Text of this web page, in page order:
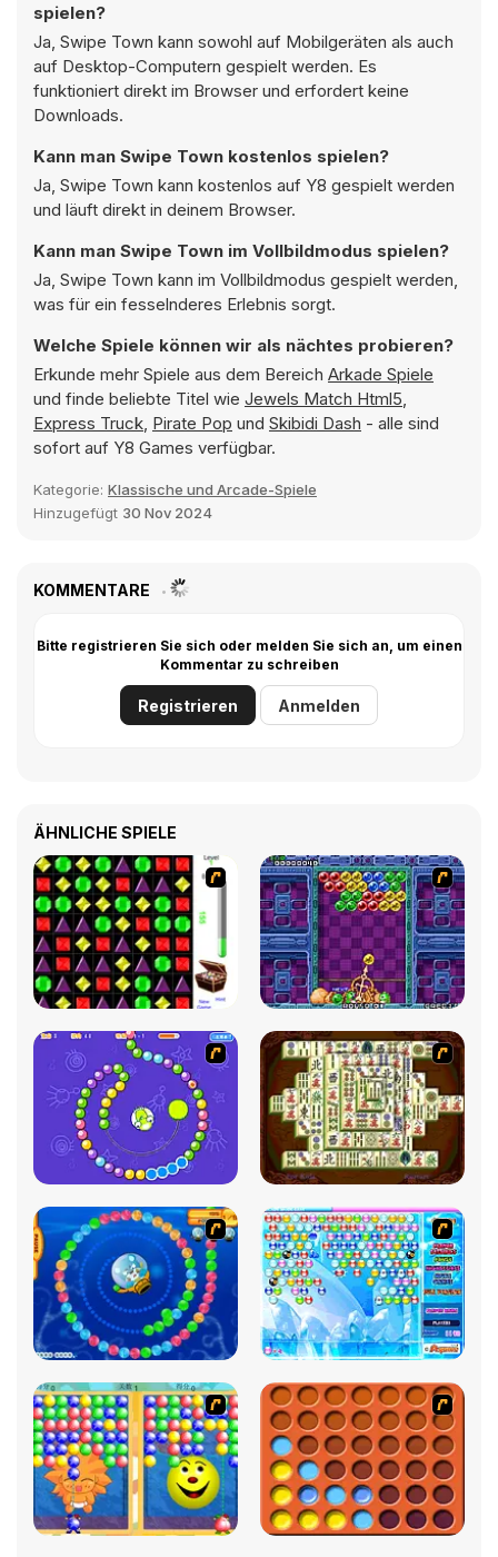
spielen?
Ja, Swipe Town kann sowohl auf Mobilgeräten als auch
auf Desktop-Computern gespielt werden. Es
funktioniert direkt im Browser und erfordert keine
Downloads.
Kann man Swipe Town kostenlos spielen?
Ja, Swipe Town kann kostenlos auf Y8 gespielt werden
und läuft direkt in deinem Browser.
Kann man Swipe Town im Vollbildmodus spielen?
Ja, Swipe Town kann im Vollbildmodus gespielt werden,
was für ein fesselnderes Erlebnis sorgt.
Welche Spiele können wir als nächtes probieren?
Erkunde mehr Spiele aus dem Bereich Arkade Spiele
und finde beliebte Titel wie Jewels Match Html5,
Express Truck, Pirate Pop und Skibidi Dash - alle sind
sofort auf Y8 Games verfügbar.
Kategorie: Klassische und Arcade-Spiele
Hinzugefügt 30 Nov 2024
KOMMENTARE
Bitte registrieren Sie sich oder melden Sie sich an, um einen
Kommentar zu schreiben
Registrieren Anmelden
ÄHNLICHE SPIELE